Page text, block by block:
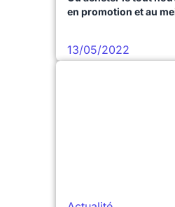
en promotion et au
13/05/2022